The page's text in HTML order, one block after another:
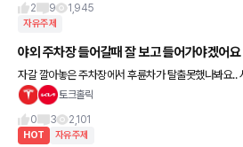
2
9 1,945
자유주제
야외 주차장 들어갈때 잘 보고 들어가야겠어요
자갈 깔아놓은 주차장에서 후륜차가 탈출못했나봐요.. 사진 보니깐
전륜이나 후륜이라도 탈출하기 힘들지 않았을까 싶네요..
토크홀릭
0
3 2,101
HOT 자유주제